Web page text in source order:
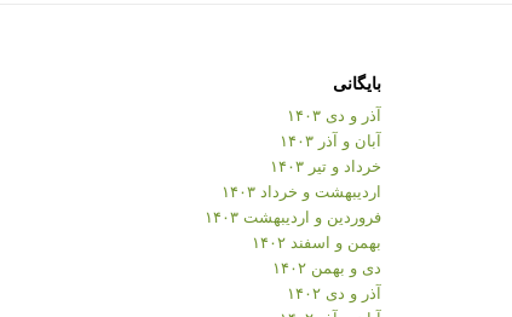
بایگانی
آذر و دی ۱۴۰۳
آبان و آذر ۱۴۰۳
خرداد و تیر ۱۴۰۳
اردیبهشت و خرداد ۱۴۰۳
فروردین و اردیبهشت ۱۴۰۳
بهمن و اسفند ۱۴۰۲
دی و بهمن ۱۴۰۲
آذر و دی ۱۴۰۲